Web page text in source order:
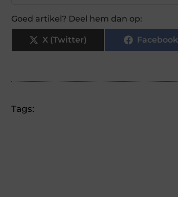
Goed artikel? Deel hem dan op:
X (Twitter) Facebook
Tags: